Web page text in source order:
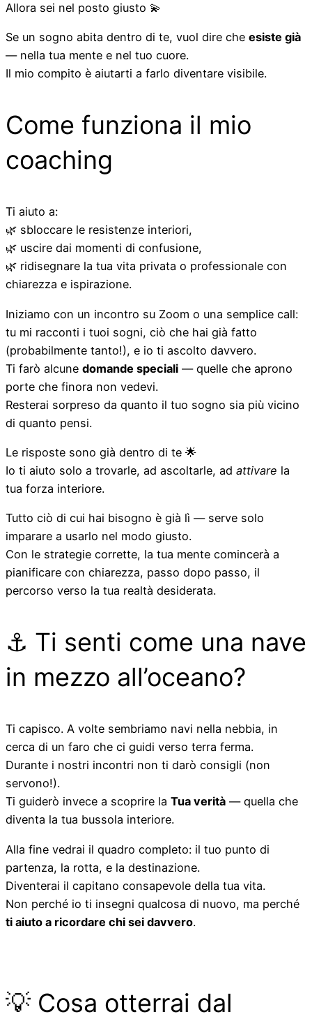
Allora sei nel posto giusto 💫
Se un sogno abita dentro di te, vuol dire che esiste già
— nella tua mente e nel tuo cuore.
Il mio compito è aiutarti a farlo diventare visibile.
Come funziona il mio
coaching
Ti aiuto a:
🌿 sbloccare le resistenze interiori,
🌿 uscire dai momenti di confusione,
🌿 ridisegnare la tua vita privata o professionale con
chiarezza e ispirazione.
Iniziamo con un incontro su Zoom o una semplice call:
tu mi racconti i tuoi sogni, ciò che hai già fatto
(probabilmente tanto!), e io ti ascolto davvero.
Ti farò alcune domande speciali — quelle che aprono
porte che finora non vedevi.
Resterai sorpreso da quanto il tuo sogno sia più vicino
di quanto pensi.
Le risposte sono già dentro di te 🌟
Io ti aiuto solo a trovarle, ad ascoltarle, ad attivare la
tua forza interiore.
Tutto ciò di cui hai bisogno è già lì — serve solo
imparare a usarlo nel modo giusto.
Con le strategie corrette, la tua mente comincerà a
pianificare con chiarezza, passo dopo passo, il
percorso verso la tua realtà desiderata.
⚓ Ti senti come una nave
in mezzo all’oceano?
Ti capisco. A volte sembriamo navi nella nebbia, in
cerca di un faro che ci guidi verso terra ferma.
Durante i nostri incontri non ti darò consigli (non
servono!).
Ti guiderò invece a scoprire la Tua verità — quella che
diventa la tua bussola interiore.
Alla fine vedrai il quadro completo: il tuo punto di
partenza, la rotta, e la destinazione.
Diventerai il capitano consapevole della tua vita.
Non perché io ti insegni qualcosa di nuovo, ma perché
ti aiuto a ricordare chi sei davvero.
💡 Cosa otterrai dal